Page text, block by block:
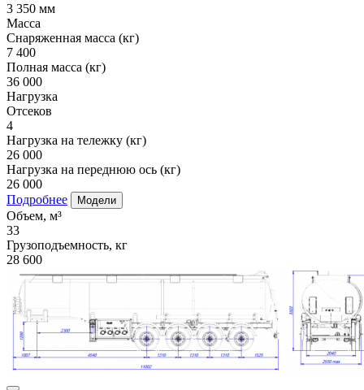
3 350 мм
Масса
Снаряженная масса (кг)
7 400
Полная масса (кг)
36 000
Нагрузка
Отсеков
4
Нагрузка на тележку (кг)
26 000
Нагрузка на переднюю ось (кг)
26 000
Подробнее
Модели
Объем, м³
33
Грузоподъемность, кг
28 600